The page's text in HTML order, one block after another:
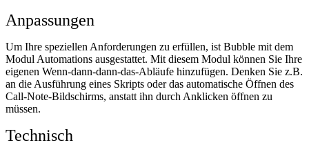
Anpassungen
Um Ihre speziellen Anforderungen zu erfüllen, ist Bubble mit dem
Modul Automations ausgestattet. Mit diesem Modul können Sie Ihre
eigenen Wenn-dann-dann-das-Abläufe hinzufügen. Denken Sie z.B.
an die Ausführung eines Skripts oder das automatische Öffnen des
Call-Note-Bildschirms, anstatt ihn durch Anklicken öffnen zu
müssen.
Technisch